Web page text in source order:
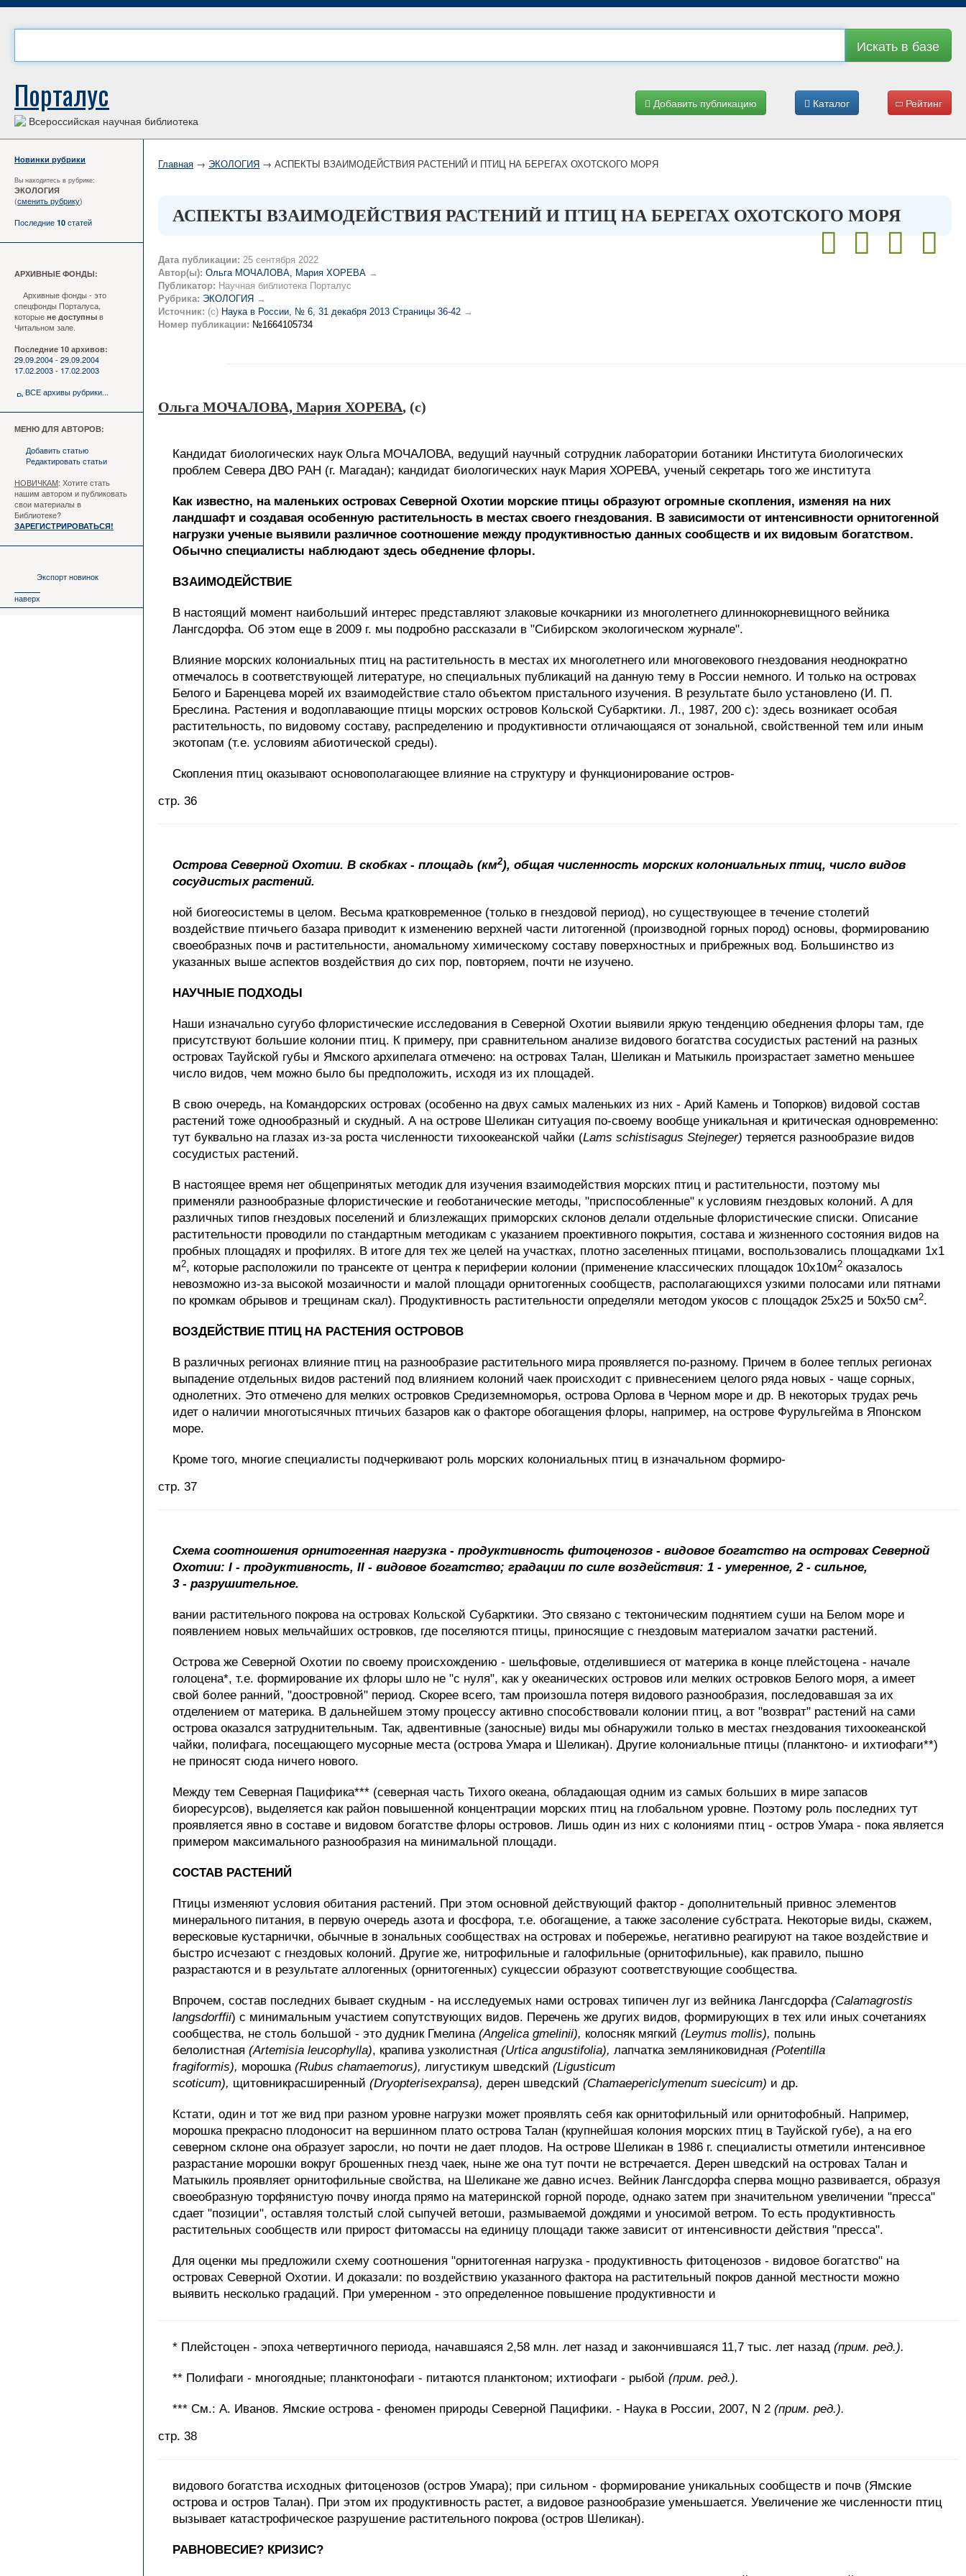
Искать в базе
Рейтинг
Каталог
Добавить публикацию
Порталус
Всероссийская научная библиотека
Новинки рубрики
Вы находитесь в рубрике:
ЭКОЛОГИЯ
(сменить рубрику)
Последние 10 статей
АРХИВНЫЕ ФОНДЫ:
Архивные фонды - это
спецфонды Порталуса,
которые не доступны в
Читальном зале.
Последние 10 архивов:
29.09.2004 - 29.09.2004
17.02.2003 - 17.02.2003
ВСЕ архивы рубрики...
МЕНЮ ДЛЯ АВТОРОВ:
Добавить статью
Редактировать статьи
НОВИЧКАМ: Хотите стать
нашим автором и публиковать
свои материалы в
Библиотеке?
ЗАРЕГИСТРИРОВАТЬСЯ!
Экспорт новинок
наверх
Главная → ЭКОЛОГИЯ → АСПЕКТЫ ВЗАИМОДЕЙСТВИЯ РАСТЕНИЙ И ПТИЦ НА БЕРЕГАХ ОХОТСКОГО МОРЯ
АСПЕКТЫ ВЗАИМОДЕЙСТВИЯ РАСТЕНИЙ И ПТИЦ НА БЕРЕГАХ ОХОТСКОГО МОРЯ
Дата публикации: 25 сентября 2022
Автор(ы): Ольга МОЧАЛОВА, Мария ХОРЕВА →
Публикатор: Научная библиотека Порталус
Рубрика: ЭКОЛОГИЯ →
Источник: (c) Наука в России, № 6, 31 декабря 2013 Страницы 36-42 →
Номер публикации: №1664105734
Ольга МОЧАЛОВА, Мария ХОРЕВА, (c)
Кандидат биологических наук Ольга МОЧАЛОВА, ведущий научный сотрудник лаборатории ботаники Института биологических
проблем Севера ДВО РАН (г. Магадан); кандидат биологических наук Мария ХОРЕВА, ученый секретарь того же института
Как известно, на маленьких островах Северной Охотии морские птицы образуют огромные скопления, изменяя на них
ландшафт и создавая особенную растительность в местах своего гнездования. В зависимости от интенсивности орнитогенной
нагрузки ученые выявили различное соотношение между продуктивностью данных сообществ и их видовым богатством.
Обычно специалисты наблюдают здесь обеднение флоры.
ВЗАИМОДЕЙСТВИЕ
В настоящий момент наибольший интерес представляют злаковые кочкарники из многолетнего длиннокорневищного вейника
Лангсдорфа. Об этом еще в 2009 г. мы подробно рассказали в "Сибирском экологическом журнале".
Влияние морских колониальных птиц на растительность в местах их многолетнего или многовекового гнездования неоднократно
отмечалось в соответствующей литературе, но специальных публикаций на данную тему в России немного. И только на островах
Белого и Баренцева морей их взаимодействие стало объектом пристального изучения. В результате было установлено (И. П.
Бреслина. Растения и водоплавающие птицы морских островов Кольской Субарктики. Л., 1987, 200 с): здесь возникает особая
растительность, по видовому составу, распределению и продуктивности отличающаяся от зональной, свойственной тем или иным
экотопам (т.е. условиям абиотической среды).
Скопления птиц оказывают основополагающее влияние на структуру и функционирование остров-
стр. 36
Острова Северной Охотии. В скобках- площадь (км2), общая численность морских колониальных птиц, число видов
сосудистых растений.
ной биогеосистемы в целом. Весьма кратковременное (только в гнездовой период), но существующее в течение столетий
воздействие птичьего базара приводит к изменению верхней части литогенной (производной горных пород) основы, формированию
своеобразных почв и растительности, аномальному химическому составу поверхностных и прибрежных вод. Большинство из
указанных выше аспектов воздействия до сих пор, повторяем, почти не изучено.
НАУЧНЫЕ ПОДХОДЫ
Наши изначально сугубо флористические исследования в Северной Охотии выявили яркую тенденцию обеднения флоры там, где
присутствуют большие колонии птиц. К примеру, при сравнительном анализе видового богатства сосудистых растений на разных
островах Тауйской губы и Ямского архипелага отмечено: на островах Талан, Шеликан и Матыкиль произрастает заметно меньшее
число видов, чем можно было бы предположить, исходя из их площадей.
В свою очередь, на Командорских островах (особенно на двух самых маленьких из них - Арий Камень и Топорков) видовой состав
растений тоже однообразный и скудный. А на острове Шеликан ситуация по-своему вообще уникальная и критическая одновременно:
тут буквально на глазах из-за роста численности тихоокеанской чайки (Lams schistisagus Stejneger) теряется разнообразие видов
сосудистых растений.
В настоящее время нет общепринятых методик для изучения взаимодействия морских птиц и растительности, поэтому мы
применяли разнообразные флористические и геоботанические методы, "приспособленные" к условиям гнездовых колоний. А для
различных типов гнездовых поселений и близлежащих приморских склонов делали отдельные флористические списки. Описание
растительности проводили по стандартным методикам с указанием проективного покрытия, состава и жизненного состояния видов на
пробных площадях и профилях. В итоге для тех же целей на участках, плотно заселенных птицами, воспользовались площадками 1x1
м2, которые расположили по трансекте от центра к периферии колонии (применение классических площадок 10x10м2 оказалось
невозможно из-за высокой мозаичности и малой площади орнитогенных сообществ, располагающихся узкими полосами или пятнами
по кромкам обрывов и трещинам скал). Продуктивность растительности определяли методом укосов с площадок 25x25 и 50x50 см2.
ВОЗДЕЙСТВИЕ ПТИЦ НА РАСТЕНИЯ ОСТРОВОВ
В различных регионах влияние птиц на разнообразие растительного мира проявляется по-разному. Причем в более теплых регионах
выпадение отдельных видов растений под влиянием колоний чаек происходит с привнесением целого ряда новых - чаще сорных,
однолетних. Это отмечено для мелких островков Средиземноморья, острова Орлова в Черном море и др. В некоторых трудах речь
идет о наличии многотысячных птичьих базаров как о факторе обогащения флоры, например, на острове Фурульгейма в Японском
море.
Кроме того, многие специалисты подчеркивают роль морских колониальных птиц в изначальном формиро-
стр. 37
Схема соотношения орнитогенная нагрузка - продуктивность фитоценозов - видовое богатство на островах Северной
Охотии: I - продуктивность, II - видовое богатство; градации по силе воздействия: 1 - умеренное, 2 - сильное,
3- разрушительное.
вании растительного покрова на островах Кольской Субарктики. Это связано с тектоническим поднятием суши на Белом море и
появлением новых мельчайших островков, где поселяются птицы, приносящие с гнездовым материалом зачатки растений.
Острова же Северной Охотии по своему происхождению - шельфовые, отделившиеся от материка в конце плейстоцена - начале
голоцена*, т.е. формирование их флоры шло не "с нуля", как у океанических островов или мелких островков Белого моря, а имеет
свой более ранний, "доостровной" период. Скорее всего, там произошла потеря видового разнообразия, последовавшая за их
отделением от материка. В дальнейшем этому процессу активно способствовали колонии птиц, а вот "возврат" растений на сами
острова оказался затруднительным. Так, адвентивные (заносные) виды мы обнаружили только в местах гнездования тихоокеанской
чайки, полифага, посещающего мусорные места (острова Умара и Шеликан). Другие колониальные птицы (планктоно- и ихтиофаги**)
не приносят сюда ничего нового.
Между тем Северная Пацифика*** (северная часть Тихого океана, обладающая одним из самых больших в мире запасов
биоресурсов), выделяется как район повышенной концентрации морских птиц на глобальном уровне. Поэтому роль последних тут
проявляется явно в составе и видовом богатстве флоры островов. Лишь один из них с колониями птиц - остров Умара - пока является
примером максимального разнообразия на минимальной площади.
СОСТАВ РАСТЕНИЙ
Птицы изменяют условия обитания растений. При этом основной действующий фактор - дополнительный привнос элементов
минерального питания, в первую очередь азота и фосфора, т.е. обогащение, а также засоление субстрата. Некоторые виды, скажем,
вересковые кустарнички, обычные в зональных сообществах на островах и побережье, негативно реагируют на такое воздействие и
быстро исчезают с гнездовых колоний. Другие же, нитрофильные и галофильные (орнитофильные), как правило, пышно
разрастаются и в результате аллогенных (орнитогенных) сукцессии образуют соответствующие сообщества.
Впрочем, состав последних бывает скудным - на исследуемых нами островах типичен луг из вейника Лангсдорфа (Calamagrostis
langsdorffii) с минимальным участием сопутствующих видов. Перечень же других видов, формирующих в тех или иных сочетаниях
сообщества, не столь большой - это дудник Гмелина (Angelica gmelinii), колосняк мягкий (Leymus mollis), полынь
белолистная (Artemisia leucophylla), крапива узколистная (Urtica angustifolia), лапчатка земляниковидная (Potentilla
fragiformis), морошка (Rubus chamaemorus), лигустикум шведский (Ligusticum
scoticum), щитовникрасширенный (Dryopterisexpansa), дерен шведский (Chamaepericlymenum suecicum) и др.
Кстати, один и тот же вид при разном уровне нагрузки может проявлять себя как орнитофильный или орнитофобный. Например,
морошка прекрасно плодоносит на вершинном плато острова Талан (крупнейшая колония морских птиц в Тауйской губе), а на его
северном склоне она образует заросли, но почти не дает плодов. На острове Шеликан в 1986 г. специалисты отметили интенсивное
разрастание морошки вокруг брошенных гнезд чаек, ныне же она тут почти не встречается. Дерен шведский на островах Талан и
Матыкиль проявляет орнитофильные свойства, на Шеликане же давно исчез. Вейник Лангсдорфа сперва мощно развивается, образуя
своеобразную торфянистую почву иногда прямо на материнской горной породе, однако затем при значительном увеличении "пресса"
сдает "позиции", оставляя толстый слой сыпучей ветоши, размываемой дождями и уносимой ветром. То есть продуктивность
растительных сообществ или прирост фитомассы на единицу площади также зависит от интенсивности действия "пресса".
Для оценки мы предложили схему соотношения "орнитогенная нагрузка - продуктивность фитоценозов - видовое богатство" на
островах Северной Охотии. И доказали: по воздействию указанного фактора на растительный покров данной местности можно
выявить несколько градаций. При умеренном - это определенное повышение продуктивности и
* Плейстоцен - эпоха четвертичного периода, начавшаяся 2,58 млн. лет назад и закончившаяся 11,7 тыс. лет назад (прим. ред.).
** Полифаги - многоядные; планктонофаги - питаются планктоном; ихтиофаги - рыбой (прим. ред.).
*** См.: А. Иванов. Ямские острова - феномен природы Северной Пацифики. - Наука в России, 2007, N 2 (прим. ред.).
стр. 38
видового богатства исходных фитоценозов (остров Умара); при сильном - формирование уникальных сообществ и почв (Ямские
острова и остров Талан). При этом их продуктивность растет, а видовое разнообразие уменьшается. Увеличение же численности птиц
вызывает катастрофическое разрушение растительного покрова (остров Шеликан).
РАВНОВЕСИЕ? КРИЗИС?